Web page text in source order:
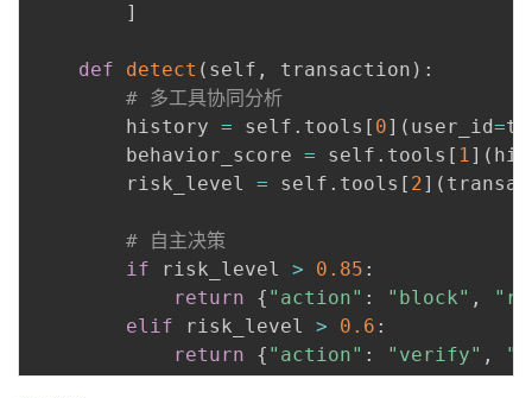
]
def detect ( self , transaction ) :
# 多工具协同分析
        history
= self . tools [ 0] ( user_id=
        behavior_score
= self . tools [ 1] (
        risk_level
= self . tools [ 2] (
# 自主决策
if risk_level > 0.85 :
return
{ "action" : "block" ,
elif risk_level > 0.6 :
return
{ "action" : "verify" ,